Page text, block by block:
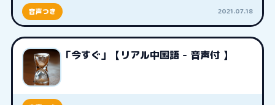
音声つき 2021.07.18
「今すぐ」【リアル中国語 - 音声付 】